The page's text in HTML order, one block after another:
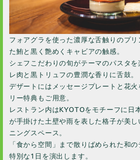
2021 / 11
2021 / 10
2021 / 9
2021 / 8
2021 / 7
2021 / 6
2021 / 5
2021 / 4
2021 / 2
2020 / 12
フォアグラを使った濃厚な舌触りのプ
た鮪と黒く艶めくキャビアの触感。
シェフこだわりの旬がテーマのパスタ
レ肉と黒トリュフの豊潤な香りに舌鼓。
デザートにはメッセージプレートと花
リー特典もご用意。
レストラン内はKYOTOをモチーフに日
が手掛けた土壁や雨を表した格子が美
ニングスペース。
「食から空間」まで散りばめられた和
特別な1日を演出します。